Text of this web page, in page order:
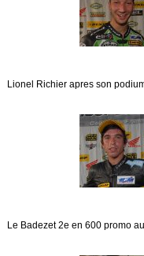
Lionel Richier apres son
Le Badezet 2e en 600 promo